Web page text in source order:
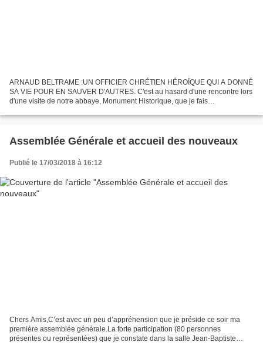
ARNAUD BELTRAME :UN OFFICIER CHRÉTIEN HÉROÏQUE QUI A DONNÉ
SA VIE POUR EN SAUVER D'AUTRES. C'est au hasard d'une rencontre lors
d'une visite de notre abbaye, Monument Historique, que je fais
Assemblée Générale et accueil des nouveaux
Publié le 17/03/2018 à 16:12
Chers Amis,C’est avec un peu d’appréhension que je préside ce soir ma
première assemblée générale.La forte participation (80 personnes
présentes ou représentées) que je constate dans la salle Jean-Baptiste